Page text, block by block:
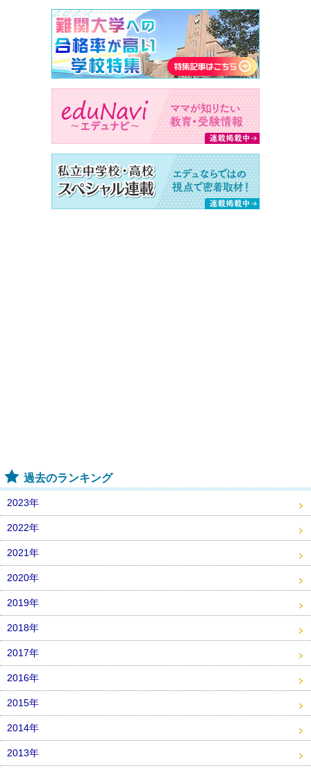
過去のランキング
2023年
2022年
2021年
2020年
2019年
2018年
2017年
2016年
2015年
2014年
2013年